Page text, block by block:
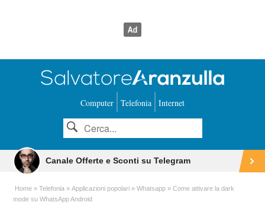
Computer Telefonia Internet
Canale Offerte e Sconti su Telegram
Home Telefonia Applicazioni popolari Whatsapp
Come attivare la dark
mode su WhatsApp Android